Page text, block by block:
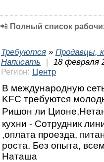
📲 Полный список
Требуются » Продавцы,
Написать
|
18 февраля
Регион: Центр
В международную
KFC требуются
Ришон ли
кухни ⁃ Сотрудник
,оплата проезда,
роста. Без опыта,
Наташа